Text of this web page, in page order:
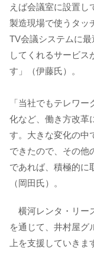
えば会議室に設置し
製造現場で使うタッ
TV会議システムに
してくれるサービス
す」（伊藤氏）。
「当社でもテレワ
化など、働き方改革
す。大きな変化の中
できたので、その他
であれば、積極的に
（岡田氏）。
横河レンタ・リー
を通じて、井村屋グ
上を支援していきま